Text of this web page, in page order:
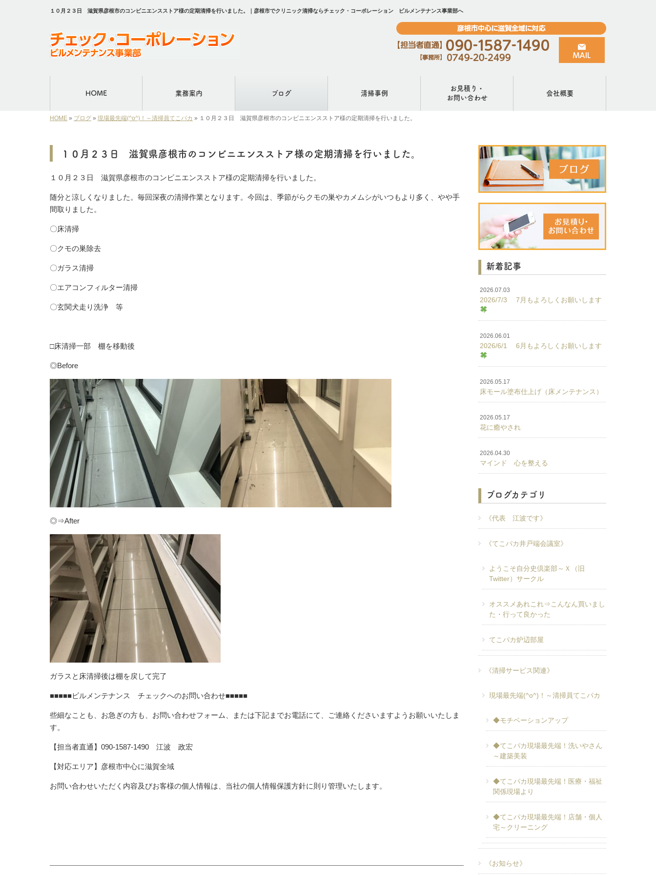
１０月２３日 滋賀県彦根市のコンビニエンスストア様の定期清掃を行いました。｜彦根市でクリニック清掃ならチェック・コーポレーション ビルメンテナンス事業部へ
HOME 業務案内 ブログ 清掃事例
お見積り・
お問い合わせ
会社概要
HOME » ブログ » 現場最先端(^o^)！～清掃員てこパカ » １０月２３日 滋賀県彦根市のコンビニエンスストア様の定期清掃を行いました。
１０月２３日 滋賀県彦根市のコンビニエンスストア様の定期清掃を行いました。
１０月２３日 滋賀県彦根市のコンビニエンスストア様の定期清掃を行いました。
随分と涼しくなりました。毎回深夜の清掃作業となります。今回は、季節がらクモの巣やカメムシがいつもより多く、やや手
間取りました。
〇床清掃
〇クモの巣除去
〇ガラス清掃
〇エアコンフィルター清掃
〇玄関犬走り洗浄 等
□床清掃一部 棚を移動後
◎Before
◎⇒After
ガラスと床清掃後は棚を戻して完了
■■■■■ビルメンテナンス チェックへのお問い合わせ■■■■■
些細なことも、お急ぎの方も、お問い合わせフォーム、または下記までお電話にて、ご連絡くださいますようお願いいたしま
す。
【担当者直通】090-1587-1490 江波 政宏
【対応エリア】彦根市中心に滋賀全域
お問い合わせいただく内容及びお客様の個人情報は、当社の個人情報保護方針に則り管理いたします。
新着記事
2026.07.03
2026/7/3 7月もよろしくお願いします
2026.06.01
2026/6/1 6月もよろしくお願いします
2026.05.17
床モール塗布仕上げ（床メンテナンス）
2026.05.17
花に癒やされ
2026.04.30
マインド 心を整える
ブログカテゴリ
《代表 江波です》
《てこパカ井戸端会議室》
ようこそ自分史倶楽部～Ｘ（旧
Twitter）サークル
オススメあれこれ⇒こんなん買いまし
た・行って良かった
てこパカ炉辺部屋
《清掃サービス関連》
現場最先端(^o^)！～清掃員てこパカ
◆モチベーションアップ
◆てこパカ現場最先端！洗いやさん
～建築美装
◆てこパカ現場最先端！医療・福祉
関係現場より
◆てこパカ現場最先端！店舗・個人
宅～クリーニング
《お知らせ》